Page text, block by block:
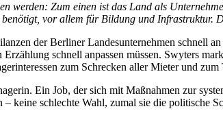
werden: Zum einen ist das Land als
vor allem für Bildung und Infrastruktur.
der Berliner Landesunternehmen schnell
schnell anpassen müssen. Swyters
zum Schrecken aller Mieter und
Ein Job, der sich mit Maßnahmen zur
keine schlechte Wahl, zumal sie die politische